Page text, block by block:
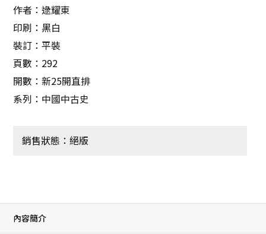
作者：逯耀東
印刷：黑白
裝訂：平裝
頁數：292
開數：新25開直排
系列：中國中古史
銷售狀態：絕版
內容簡介